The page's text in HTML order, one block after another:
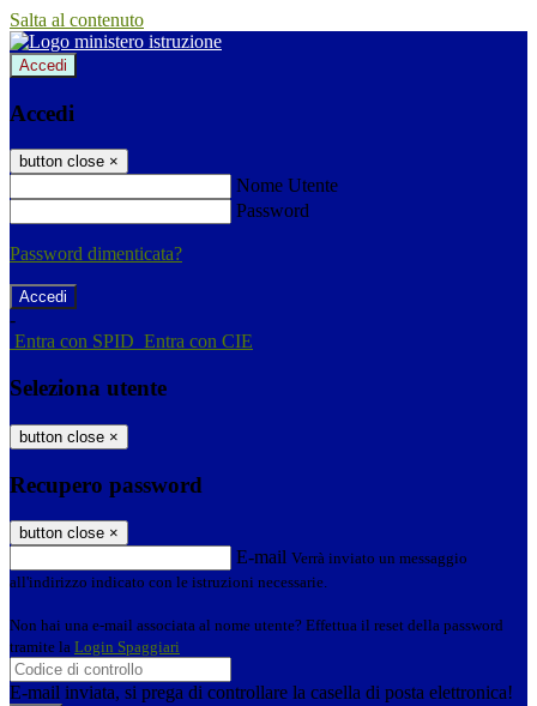
Salta al contenuto
Accedi
Accedi
button close ×
Nome Utente
Password
Password dimenticata?
-
Entra con SPID Entra con CIE
Seleziona utente
button close ×
Recupero password
button close ×
E-mail Verrà inviato un messaggio
all'indirizzo indicato con le istruzioni necessarie.
Non hai una e-mail associata al nome utente? Effettua il reset della password
tramite la Login Spaggiari
E-mail inviata, si prega di controllare la casella di posta elettronica!